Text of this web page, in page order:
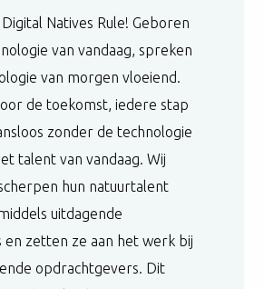
Natives Rule! Geboren
van vandaag, spreken
van morgen vloeiend.
de toekomst, iedere stap
zonder de technologie
talent van vandaag. Wij
hun natuurtalent
uitdagende
en zetten ze aan het werk bij
opdrachtgevers. Dit